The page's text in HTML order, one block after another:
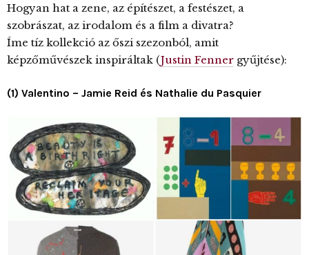
Hogyan hat a zene, az építészet, a festészet, a
szobrászat, az irodalom és a film a divatra?
Íme tíz kollekció az őszi szezonból, amit
képzőművészek inspiráltak (Justin Fenner gyűjtése):
(1) Valentino – Jamie Reid és Nathalie du Pasquier